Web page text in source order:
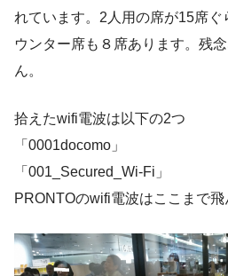
れています。2人用の席が15席ぐ
ウンター席も８席あります。残
ん。
拾えたwifi電波は以下の2つ
「0001docomo」
「001_Secured_Wi-Fi」
PRONTOのwifi電波はここまで飛